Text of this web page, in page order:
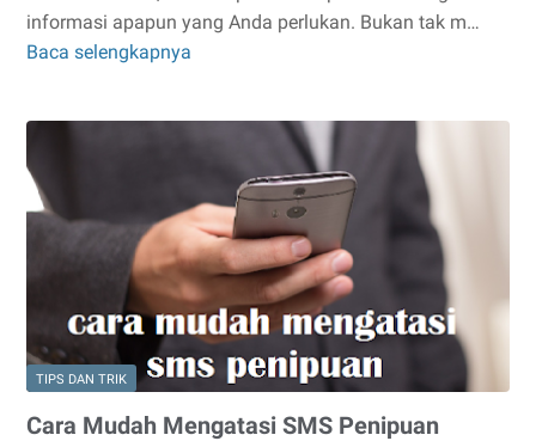
informasi apapun yang Anda perlukan. Bukan tak m…
Baca selengkapnya
Secara
Online
TIPS DAN TRIK
Cara Mudah Mengatasi SMS Penipuan